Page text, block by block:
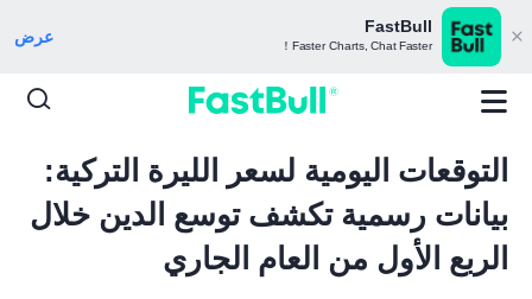
FastBull
Faster Charts, Chat Faster！ عرض
التوقعات اليومية لسعر الليرة التركية:
بيانات رسمية تكشف توسع الدين خلال
الربع الأول من العام الجاري